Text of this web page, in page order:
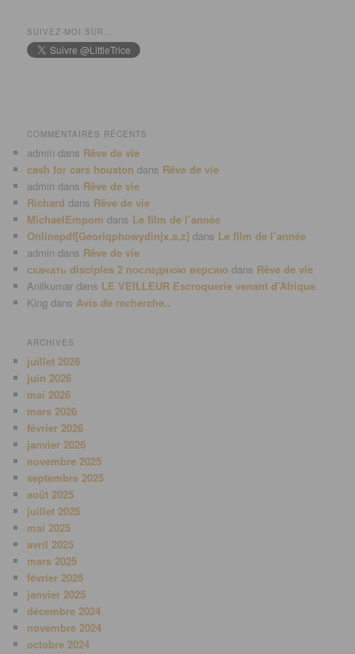
SUIVEZ-MOI SUR…
COMMENTAIRES RÉCENTS
admin dans Rêve de vie
cash for cars houston dans Rêve de vie
admin dans Rêve de vie
Richard dans Rêve de vie
MichaelEmpom dans Le film de l’année
Onlinepdf[Georiqphowydinjx,a,z] dans Le film de l’année
admin dans Rêve de vie
скачать disciples 2 последнюю версию dans Rêve de vie
Anilkumar dans LE VEILLEUR Escroquerie venant d’Afrique
King dansAvis de recherche..
ARCHIVES
juillet 2026
juin 2026
mai 2026
mars 2026
février 2026
janvier 2026
novembre 2025
septembre 2025
août 2025
juillet 2025
mai 2025
avril 2025
mars 2025
février 2025
janvier 2025
décembre 2024
novembre 2024
octobre 2024